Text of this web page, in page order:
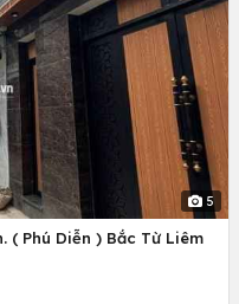
5
( Phú Diễn ) Bắc Từ Liêm